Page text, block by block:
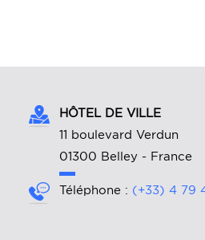
HÔTEL DE VILLE
11 boulevard Verdun
01300 Belley - France
Téléphone : (+33) 4 79